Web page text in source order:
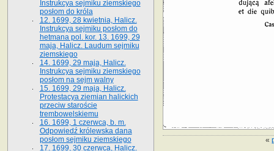
«
Instrukcya sejmiku ziemskiego
posłom do króla
12. 1699, 28 kwietnia, Halicz.
Instrukcya sejmiku posłom do
hetmana pol. kor. 13. 1699, 29
maja, Halicz. Laudum sejmiku
ziemskiego
14. 1699, 29 maja, Halicz.
Instrukcya sejmiku ziemskiego
posłom na sejm walny
15. 1699, 29 maja, Halicz.
Protestacya ziemian halickich
przeciw staroście
trembowelskiemu
16. 1699, 1 czerwca, b. m.
Odpowiedź królewska dana
posłom sejmiku ziemskiego
17. 1699, 30 czerwca, Halicz.